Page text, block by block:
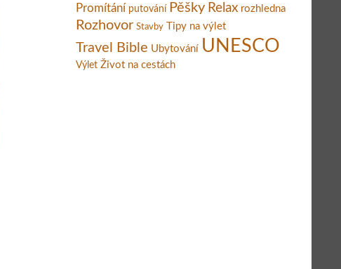
Promítání putování Pěšky Relax rozhledna
Rozhovor Stavby Tipy na výlet
Travel Bible Ubytování UNESCO
Výlet Život na cestách